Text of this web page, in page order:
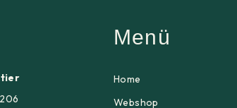
Menü
Home
Webshop